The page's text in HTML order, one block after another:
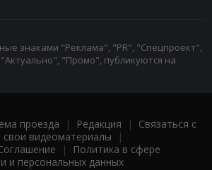
знаками "Реклама", "PR", "Спецпроект",
"Промо", публикуются на
проезда | Редакция | Связаться с
свои видеоматериалы |
|
Политика в сфере
и персональных данных